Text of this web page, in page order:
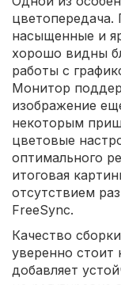
цветопередача.
насыщенные и
хорошо видны
работы с
Монитор
изображение
некоторым
цветовые
оптимального
итоговая
отсутствием
FreeSync.
Качество
уверенно стоит
добавляет